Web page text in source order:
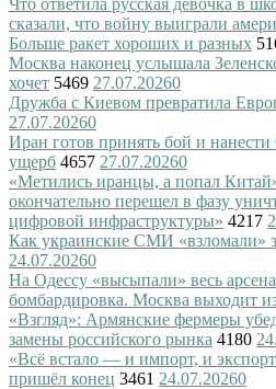
сказали, что войну выиграли
Больше ракет хороших и разных
Москва наконец услышала
хочет 5469 27.07.20260
Дружба с Киевом превратила
27.07.20260
Иран готов принять бой и
ущерб 4657 27.07.20260
«Метились иранцы, а попал
окончательно перешел в фазу
цифровой инфраструктуры» 4217
Как украинские СМИ «взломали»
24.07.20260
На Одессу «высыпали» весь
бомбардировка. Москва выходит
«Взгляд»: Армянские фермеры
замены российского рынка 4180
«Всё встало — и импорт, и
пришёл конец 3461 24.07.20260